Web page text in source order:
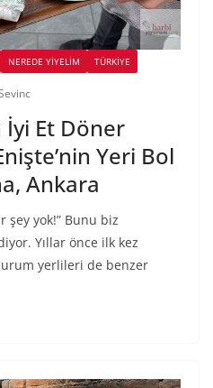
NEREDE YİYELİM TÜRKIYE
İyi Et Döner
Yeri Bol
Ankara
şey yok!” Bunu biz
Yıllar önce ilk kez
yerlileri de benzer